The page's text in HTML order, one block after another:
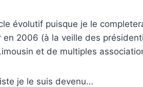
évolutif puisque je le
en 2006 (à la veille des
et de multiples
je le suis devenu…